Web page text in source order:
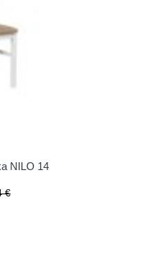
NILO 14
€